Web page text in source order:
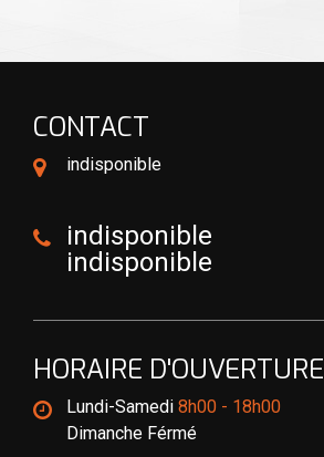
CONTACT
indisponible
indisponible
indisponible
HORAIRE D'OUVERTURE
Lundi-Samedi 8h00 - 18h00
Dimanche Férmé